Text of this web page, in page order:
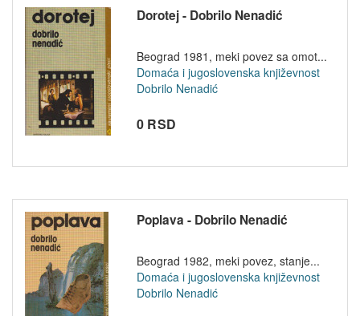
Dorotej - Dobrilo Nenadić
Beograd 1981, meki povez sa omot...
Domaća i jugoslovenska književnost
Dobrilo Nenadić
0 RSD
Poplava - Dobrilo Nenadić
Beograd 1982, meki povez, stanje...
Domaća i jugoslovenska književnost
Dobrilo Nenadić